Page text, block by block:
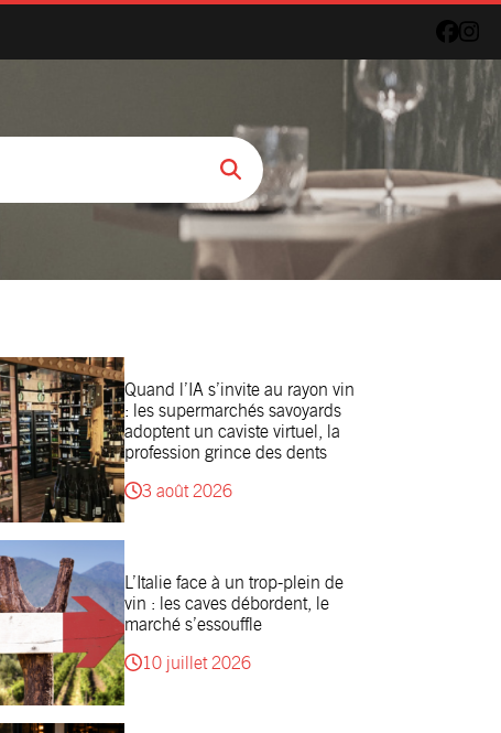
Quand l’IA s’invite au rayon vin
: les supermarchés savoyards
adoptent un caviste virtuel, la
profession grince des dents
3 août 2026
L’Italie face à un trop-plein de
vin : les caves débordent, le
marché s’essouffle
10 juillet 2026